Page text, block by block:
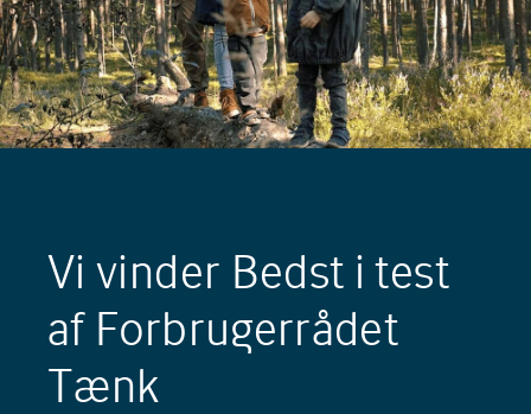
Vi vinder Bedst i test
af Forbrugerrådet
Tænk